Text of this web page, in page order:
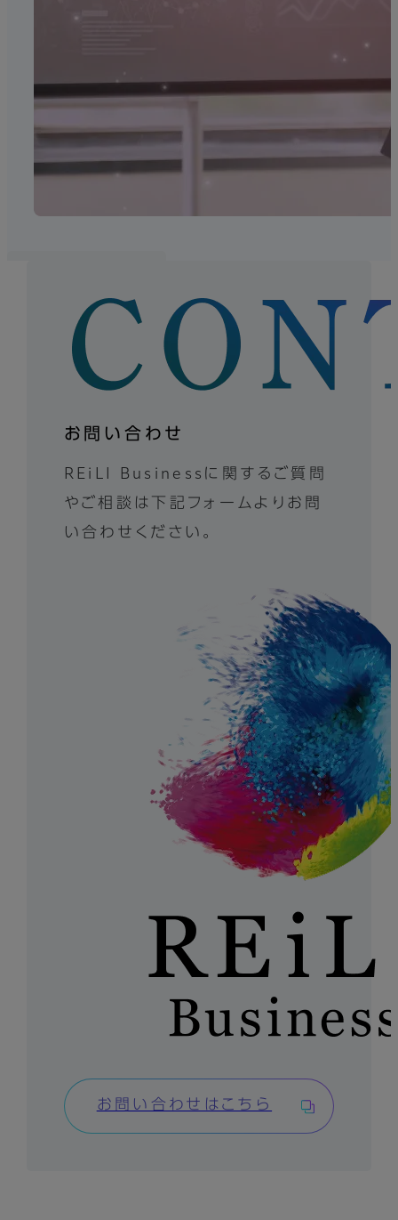
機器最適化
熟練工に属人化された複雑な機器システ
ム調整を伴うワークフローを自動化・最適
化するAIエージェント
お問い合わせ
REiLI Businessに関するご質問
やご相談は下記フォームよりお問
い合わせください。
お問い合わせはこちら